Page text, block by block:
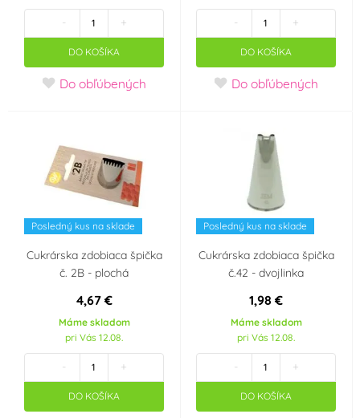
- +
DO KOŠÍKA
Do obľúbených
- +
DO KOŠÍKA
Do obľúbených
Posledný kus na sklade
Cukrárska zdobiaca špička
č. 2B - plochá
4,67 €
Máme skladom
pri Vás 12.08.
- +
DO KOŠÍKA
Posledný kus na sklade
Cukrárska zdobiaca špička
č.42 - dvojlinka
1,98 €
Máme skladom
pri Vás 12.08.
- +
DO KOŠÍKA